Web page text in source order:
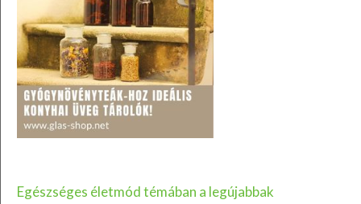
Egészséges életmód témában a legújabbak